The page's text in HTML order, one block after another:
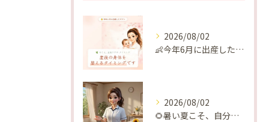
2026/08/02
👶今年6月に出産したママへ♡
2026/08/02
🌻暑い夏こそ、自分の身体を整える時間を♡